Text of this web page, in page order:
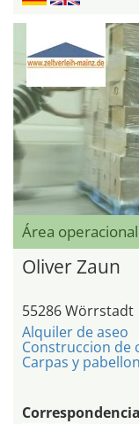
Área
Oliver Zaun
55286 Wörrstadt
Alquiler de aseo
Construccion de
Carpas y